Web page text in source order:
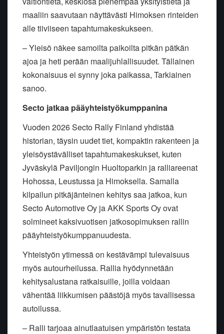
maaliin saavutaan näyttävästi Himoksen rinteiden
alle tiiviiseen tapahtumakeskukseen.
– Yleisö näkee samoilta paikoilta pitkän pätkän
ajoa ja heti perään maalijuhlallisuudet. Tällainen
kokonaisuus ei synny joka paikassa, Tarkiainen
sanoo.
Secto jatkaa pääyhteistyökumppanina
Vuoden 2026 Secto Rally Finland yhdistää
historian, täysin uudet tiet, kompaktin rakenteen ja
yleisöystävälliset tapahtumakeskukset, kuten
Jyväskylä Paviljongin Huoltoparkin ja ralliareenat
Hohossa, Leustussa ja Himoksella. Samalla
kilpailun pitkäjänteinen kehitys saa jatkoa, kun
Secto Automotive Oy ja AKK Sports Oy ovat
solmineet kaksivuotisen jatkosopimuksen rallin
pääyhteistyökumppanuudesta.
Yhteistyön ytimessä on kestävämpi tulevaisuus
myös autourheilussa. Rallia hyödynnetään
kehitysalustana ratkaisuille, joilla voidaan
vähentää liikkumisen päästöjä myös tavallisessa
autoilussa.
– Ralli tarjoaa ainutlaatuisen ympäristön testata